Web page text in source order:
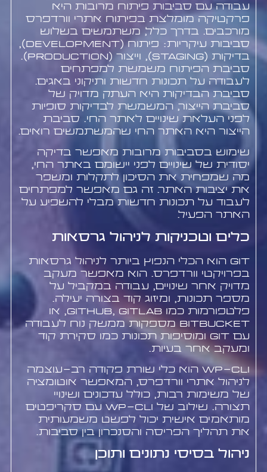
עבודה עם סביבות פיתוח מרובות היא
פרקטיקה מומלצת בפיתוח אתרי וורדפרס
מורכבים. בדרך כלל, משתמשים בשלוש
סביבות עיקריות: פיתוח (Development),
בדיקות (Staging), וייצור (Production).
סביבת הפיתוח משמשת למפתחים
לעבודה על תכונות חדשות ותיקוני באגים.
סביבת הבדיקות היא העתק מדויק של
סביבת הייצור, המשמשת לבדיקות סופיות
לפני העלאת שינויים לאתר החי. סביבת
הייצור היא האתר החי שהמשתמשים רואים.
שימוש בסביבות מרובות מאפשר בדיקה
יסודית של שינויים לפני יישומם באתר החי,
מה שמפחית את הסיכון לתקלות ומשפר
את יציבות האתר. זה גם מאפשר למפתחים
לעבוד על תכונות חדשות מבלי להשפיע על
האתר הפעיל.
כלים וטכניקות לניהול גרסאות
Git הוא הכלי הנפוץ ביותר לניהול גרסאות
בפרויקטי וורדפרס. הוא מאפשר מעקב
מדויק אחר שינויים, עבודה במקביל על
מספר תכונות, ומיזוג קוד בצורה יעילה.
פלטפורמות כמו GitHub, GitLab, או
Bitbucket מספקות ממשק נוח לעבודה
עם Git ומוסיפות תכונות כמו סקירת קוד
ומעקב אחר בעיות.
WP-CLI הוא כלי שורת פקודה רב-עוצמה
לניהול אתרי וורדפרס, המאפשר אוטומציה
של משימות רבות, כולל עדכונים ושינויי
תצורה. שילוב של WP-CLI עם סקריפטים
מותאמים אישית יכול לפשט משמעותית
את תהליך הפריסה והסנכרון בין סביבות.
ניהול בסיסי נתונים ותוכן